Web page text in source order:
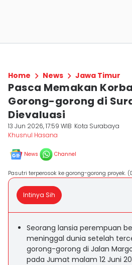
Home News Jawa Timur
Pasca Memakan
Gorong-gorong di
Dievaluasi
13 Jun 2026, 17:59 WIB Kota Surabaya
Khusnul Hasana
News Channel
Pasutri terperosok ke gorong-gorong proyek.
Intinya Sih
Seorang lansia perempuan
meninggal dunia setelah
gorong-gorong di Jalan
pada Jumat malam 12 Juni